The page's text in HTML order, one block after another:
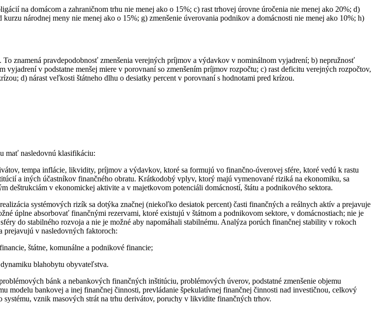
na domácom a zahraničnom trhu nie menej ako o 15%; c) rast trhovej úrovne úročenia nie menej ako 20%; d)
národnej meny nie menej ako o 15%; g) zmenšenie úverovania podnikov a domácnosti nie menej ako 10%; h)
znamená pravdepodobnosť zmenšenia verejných príjmov a výdavkov v nominálnom vyjadrení; b) nepružnosť
v podstatne menšej miere v porovnaní so zmenšením príjmov rozpočtu; c) rast deficitu verejných rozpočtov,
d) nárast veľkosti štátneho dlhu o desiatky percent v porovnaní s hodnotami pred krízou.
mať nasledovnú klasifikáciu:
tempa inflácie, likvidity, príjmov a výdavkov, ktoré sa formujú vo finančno-úverovej sfére, ktoré vedú k rastu
a iných účastníkov finančného obratu. Krátkodobý vplyv, ktorý majú vymenované riziká na ekonomiku, sa
v ekonomickej aktivite a v majetkovom potenciáli domácností, štátu a podnikového sektora.
systémových rizík sa dotýka značnej (niekoľko desiatok percent) časti finančných a reálnych aktív a prejavuje
úplne absorbovať finančnými rezervami, ktoré existujú v štátnom a podnikovom sektore, v domácnostiach; nie je
do stabilného rozvoja a nie je možné aby napomáhali stabilnému. Analýza porúch finančnej stability v rokoch
prejavujú v nasledovných faktoroch:
štátne, komunálne a podnikové financie;
blahobytu obyvateľstva.
bánk a nebankových finančných inštitúciu, problémových úverov, podstatné zmenšenie objemu
modelu bankovej a inej finančnej činnosti, prevládanie špekulatívnej finančnej činnosti nad investičnou, celkový
vznik masových strát na trhu derivátov, poruchy v likvidite finančných trhov.